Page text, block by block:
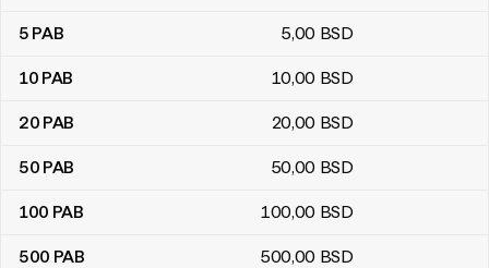
Tabella di conversione da balboa panamensi a dollari delle
5 PAB 5,00 BSD
10 PAB 10,00 BSD
20 PAB 20,00 BSD
50 PAB 50,00 BSD
100 PAB 100,00 BSD
500 PAB 500,00 BSD